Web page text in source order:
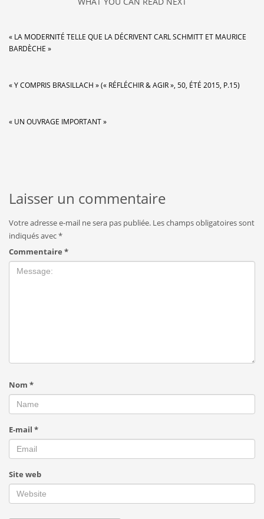
« LA MODERNITÉ TELLE QUE LA DÉCRIVENT CARL SCHMITT ET MAURICE
BARDÈCHE »
« Y COMPRIS BRASILLACH » (« RÉFLÉCHIR & AGIR », 50, ÉTÉ 2015, P.15)
« UN OUVRAGE IMPORTANT »
Laisser un commentaire
Votre adresse e-mail ne sera pas publiée. Les champs obligatoires sont
indiqués avec*
Commentaire *
Nom *
E-mail *
Site web